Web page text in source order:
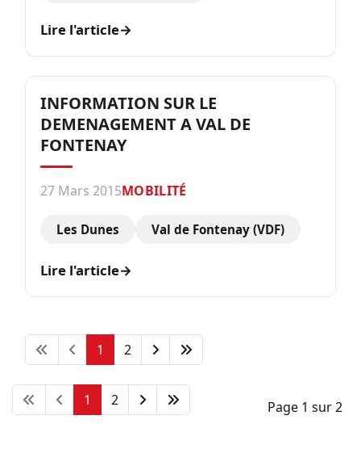
Lire l'article→
INFORMATION SUR LE
DEMENAGEMENT A VAL DE
FONTENAY
27 Mars 2015MOBILITÉ
Les Dunes Val de Fontenay (VDF)
Lire l'article→
1 2
Page 1 sur 2
1 2